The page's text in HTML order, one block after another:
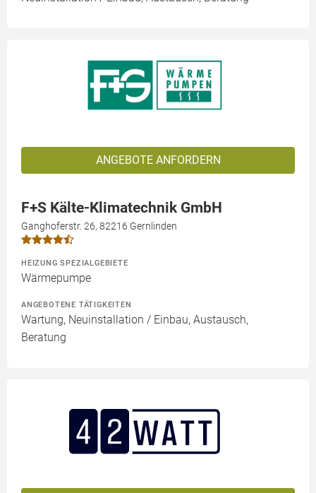
ANGEBOTE ANFORDERN
F+S Kälte-Klimatechnik GmbH
Ganghoferstr. 26, 82216 Gernlinden
HEIZUNG SPEZIALGEBIETE
Wärmepumpe
ANGEBOTENE TÄTIGKEITEN
Wartung, Neuinstallation / Einbau, Austausch,
Beratung